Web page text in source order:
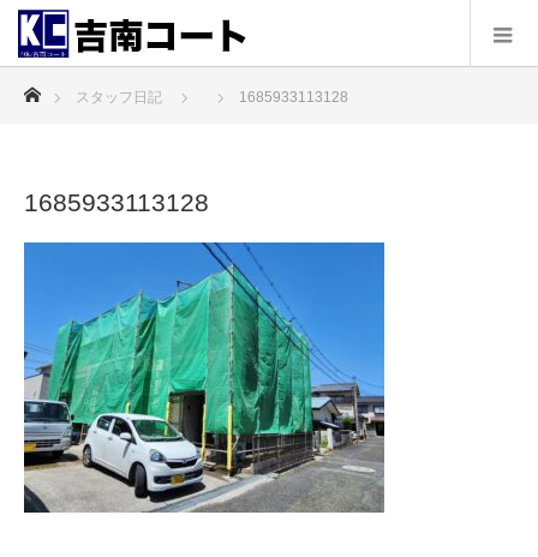
スタッフ日記 1685933113128
1685933113128